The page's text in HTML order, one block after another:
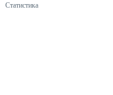
Статистика